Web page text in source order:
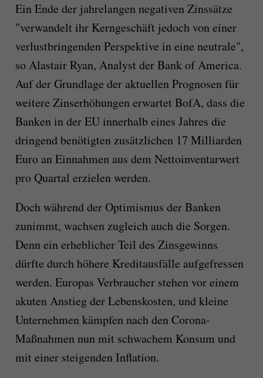
Ein Ende der jahrelangen negativen Zinssätze
"verwandelt ihr Kerngeschäft jedoch von einer
verlustbringenden Perspektive in eine neutrale",
so Alastair Ryan, Analyst der Bank of America.
Auf der Grundlage der aktuellen Prognosen für
weitere Zinserhöhungen erwartet BofA, dass die
Banken in der EU innerhalb eines Jahres die
dringend benötigten zusätzlichen 17 Milliarden
Euro an Einnahmen aus dem Nettoinventarwert
pro Quartal erzielen werden.
Doch während der Optimismus der Banken
zunimmt, wachsen zugleich auch die Sorgen.
Denn ein erheblicher Teil des Zinsgewinns
dürfte durch höhere Kreditausfälle aufgefressen
werden. Europas Verbraucher stehen vor einem
akuten Anstieg der Lebenskosten, und kleine
Unternehmen kämpfen nach den Corona-
Maßnahmen nun mit schwachem Konsum und
mit einer steigenden Inflation.